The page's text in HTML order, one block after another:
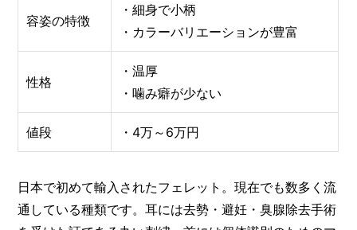
容姿の特徴
・細身で小柄
・カラーバリエーションが豊富
性格
・温厚
・噛み癖が少ない
値段 ・4万～6万円
日本で初めて輸入されたフェレット。現在でも数多く流
通している種類です。耳には去勢・避妊・臭腺除去手術